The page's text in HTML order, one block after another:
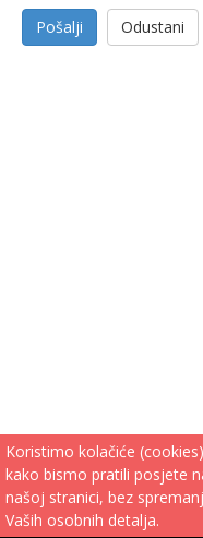
Pošalji Odustani
Koristimo kolačiće (cookies)
kako bismo pratili posjete
našoj stranici, bez
Vaših osobnih detalja.